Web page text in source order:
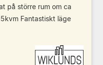
på större rum om ca
Fantastiskt läge